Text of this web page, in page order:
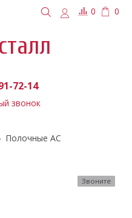
0 0
72-14
звонок
Полочные АС
Звоните